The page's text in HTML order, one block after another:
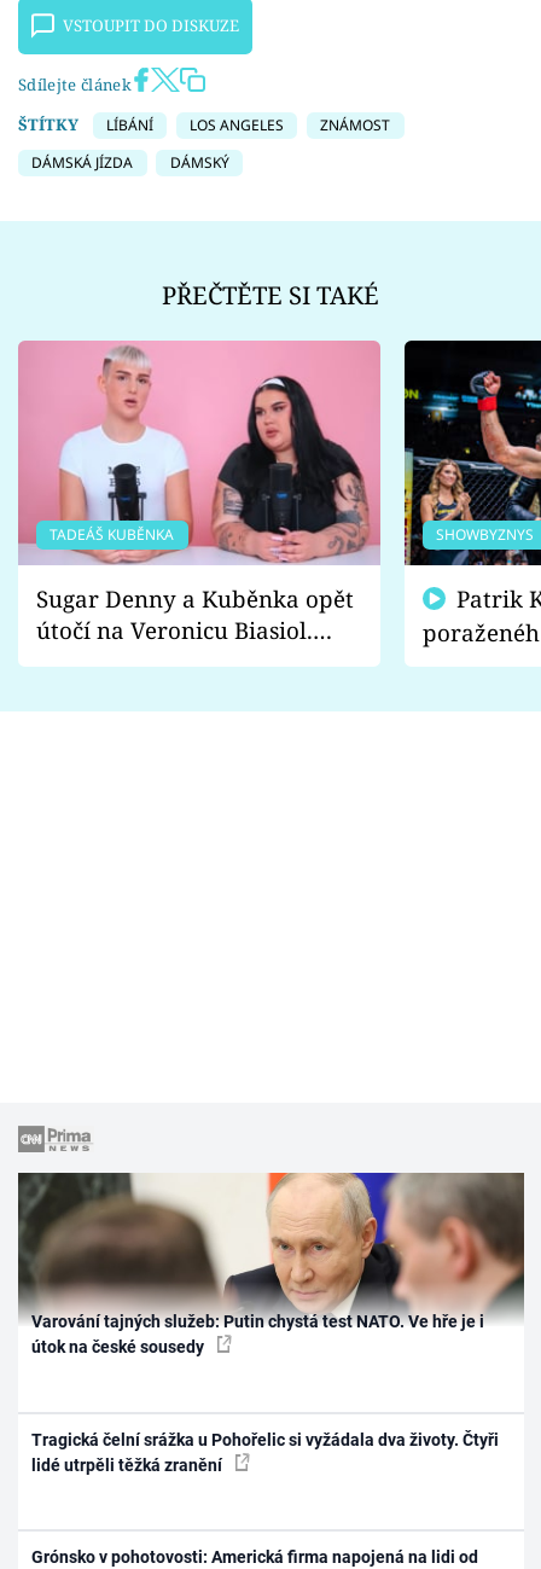
VSTOUPIT DO DISKUZE
Sdílejte článek
ŠTÍTKY
LÍBÁNÍ LOS ANGELES
ZNÁMOST
DÁMSKÁ JÍZDA
DÁMSKÝ
PŘEČTĚTE SI TAKÉ
TADEÁŠ KUBĚNKA
Sugar Denny a Kuběnka opět
útočí na Veronicu Biasiol.
Proč je podle nich falešná a
SHOWBYZNYS
fanoušci
Varování tajných služeb: Putin chystá test NATO. Ve hře je i
útok na české sousedy
Tragická čelní srážka u Pohořelic si vyžádala dva životy. Čtyři
lidé utrpěli těžká zranění
Grónsko v pohotovosti: Americká firma napojená na lidi od